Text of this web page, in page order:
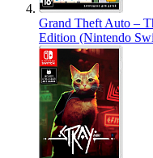
Grand Theft Auto –
Edition (Nintendo